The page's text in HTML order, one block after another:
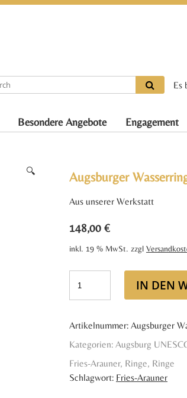
Es
Besondere Angebote Engagement
🔍 Augsburger
Aus unserer Werkstatt
148,00 €
inkl. 19 % MwSt. zzgl
IN DEN
Artikelnummer: Augsburger
Kategorien: Augsburg
Fries-Arauner, Ringe, Ringe
Schlagwort: Fries-Arauner